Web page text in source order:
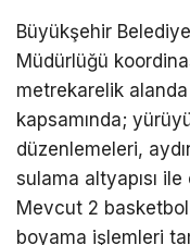
Büyükşehir
Müdürlüğü
metrekarelik
kapsamında;
düzenlemeleri,
sulama altyapısı
Mevcut 2 basketbol
boyama işlemleri